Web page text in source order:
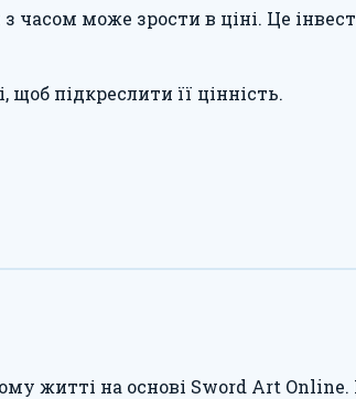
часом може зрости в ціні. Це
щоб підкреслити її цінність.
житті на основі Sword Art